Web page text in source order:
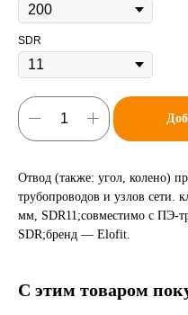
SDR
Отвод (также: угол, колено)
трубопроводов и узлов сети.
мм, SDR11;совместимо с ПЭ-
SDR;бренд — Elofit.
С этим товаром